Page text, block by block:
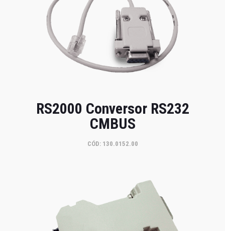
RS2000 Conversor RS232
CMBUS
CÓD: 130.0152.00